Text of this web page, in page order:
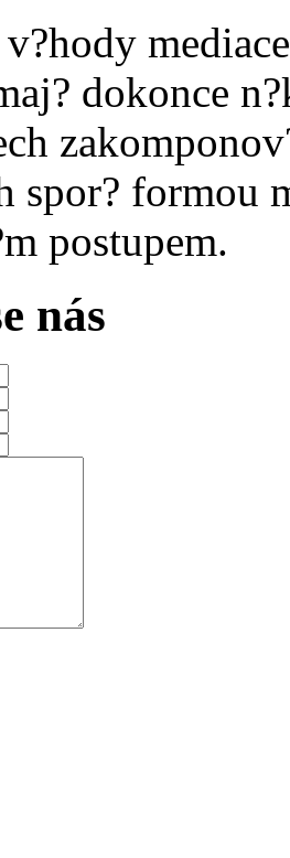
dokonce
spor? formou
postupem.
nás